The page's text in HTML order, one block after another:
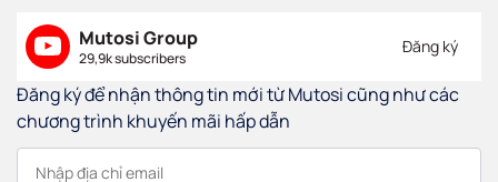
Mutosi Group
29,9k subscribers
Đăng ký
Đăng ký để nhận thông tin mới từ Mutosi cũng như các
chương trình khuyến mãi hấp dẫn